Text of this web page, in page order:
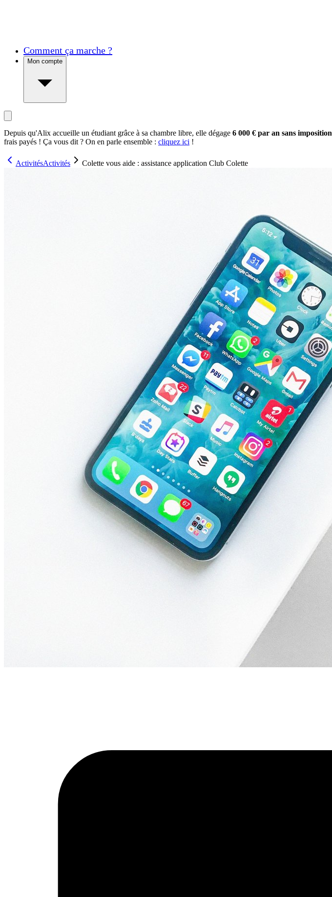
Comment ça marche ?
Mon compte
Depuis qu'Alix accueille un étudiant grâce à sa chambre libre, elle dégage 6 000 € par an sans imposition
frais payés ! Ça vous dit ? On en parle ensemble : cliquez ici !
ActivitésActivités Colette vous aide : assistance application Club Colette